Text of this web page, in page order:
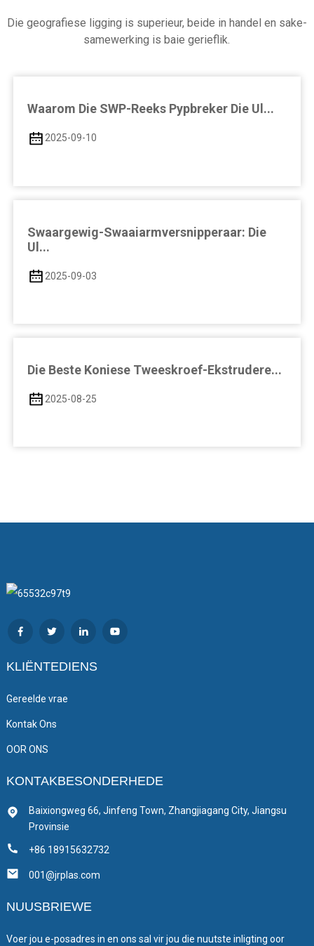
Die geografiese ligging is superieur, beide in handel en sake-
samewerking is baie gerieflik.
Waarom Die SWP-Reeks Pypbreker Die Ul...
2025-09-10
Swaargewig-Swaaiarmversnipperaar: Die
Ul...
2025-09-03
Die Beste Koniese Tweeskroef-Ekstrudere...
2025-08-25
KLIËNTEDIENS
Gereelde vrae
Kontak Ons
OOR ONS
KONTAKBESONDERHEDE
Baixiongweg 66, Jinfeng Town, Zhangjiagang City, Jiangsu
Provinsie
+86 18915632732
001@jrplas.com
NUUSBRIEWE
Voer jou e-posadres in en ons sal vir jou die nuutste inligting oor